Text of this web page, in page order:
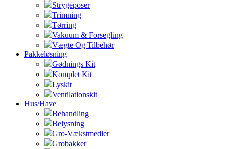
Strygeposer
Trimning
Tørring
Vakuum & Forsegling
Vægte Og Tilbehør
Pakkeløsning
Gødnings Kit
Komplet Kit
Lyskit
Ventilationskit
Hus/Have
Behandling
Belysning
Gro-Vækstmedier
Grobakker